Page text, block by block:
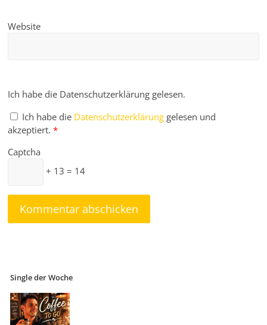
Website
Ich habe die Datenschutzerklärung gelesen.
Ich habe die Datenschutzerklärung gelesen und
akzeptiert. *
Captcha
+ 13 = 14
Single der Woche